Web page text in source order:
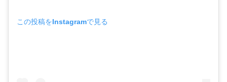
この投稿をInstagramで見る